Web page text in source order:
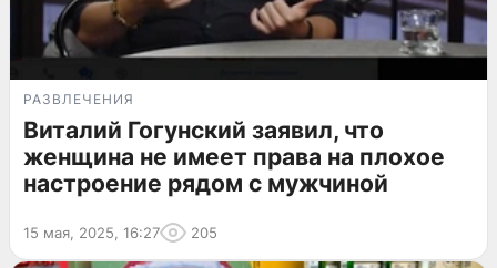
РАЗВЛЕЧЕНИЯ
Виталий Гогунский заявил, что
женщина не имеет права на плохое
настроение рядом с мужчиной
15 мая, 2025, 16:27 205